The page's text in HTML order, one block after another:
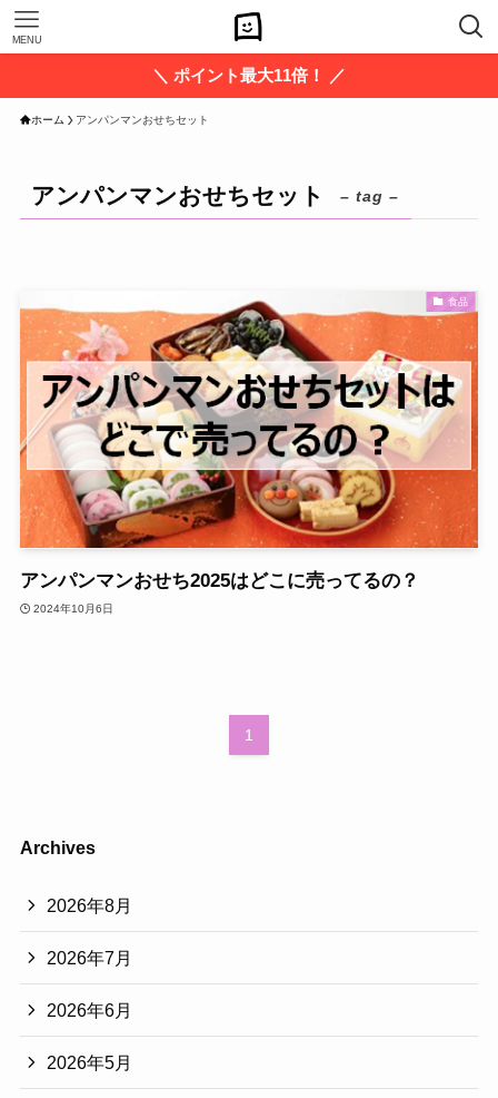
MENU
＼ ポイント最大11倍！ ／
ホーム アンパンマンおせちセット
アンパンマンおせちセット – tag –
食品
アンパンマンおせち2025はどこに売ってるの？
2024年10月6日
1
Archives
2026年8月
2026年7月
2026年6月
2026年5月